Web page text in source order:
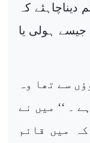
کہ
جیسے ہولی یا
سے تھا وہ
۔ ‘‘ میں نے
میں قائم